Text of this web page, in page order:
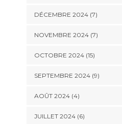
DÉCEMBRE 2024 (7)
NOVEMBRE 2024 (7)
OCTOBRE 2024 (15)
SEPTEMBRE 2024 (9)
AOÛT 2024 (4)
JUILLET 2024 (6)